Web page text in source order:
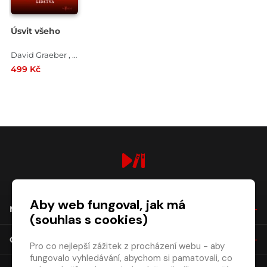
Úsvit všeho
David Graeber , David Wengrow
499 Kč
NÁKUP
O SPOLEČNOSTI
Aby web fungoval, jak má
(souhlas s cookies)
Pro co nejlepší zážitek z procházení webu - aby
fungovalo vyhledávání, abychom si pamatovali, co